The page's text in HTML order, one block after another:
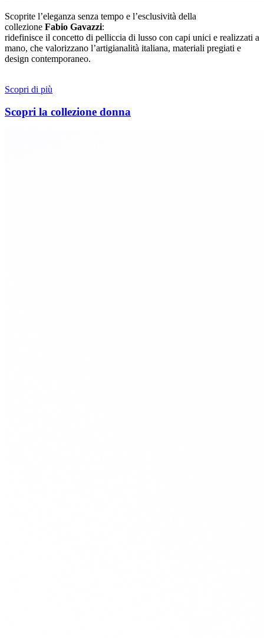
Scoprite l’eleganza senza tempo e l’esclusività della
collezione Fabio Gavazzi:
ridefinisce il concetto di pelliccia di lusso con capi unici e realizzati a
mano, che valorizzano l’artigianalità italiana, materiali pregiati e
design contemporaneo.
Scopri di più
Scopri la collezione donna